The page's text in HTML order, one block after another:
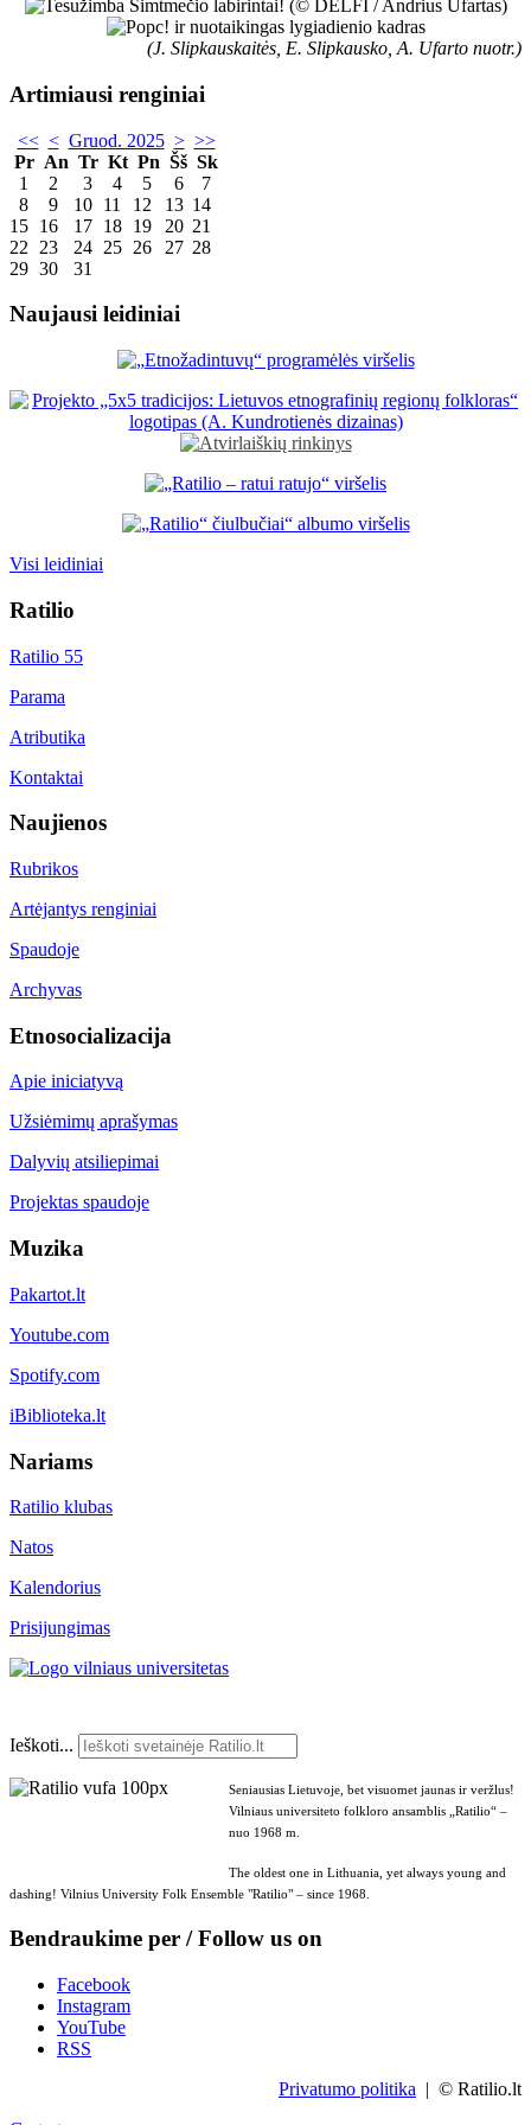
(J. Slipkauskaitės, E. Slipkausko, A. Ufarto nuotr.)
Artimiausi renginiai
<< < Gruod. 2025 > >>
Pr An Tr Kt Pn Šš Sk
1
2 3 4 5 6
7
8
9 10 11 12 13 14
15 16 17 18 19 20 21
22
23 24 25 26 27 28
29 30 31
Naujausi leidiniai
Visi leidiniai
Ratilio
Ratilio 55
Parama
Atributika
Kontaktai
Naujienos
Rubrikos
Artėjantys renginiai
Spaudoje
Archyvas
Etnosocializacija
Apie iniciatyvą
Užsiėmimų aprašymas
Dalyvių atsiliepimai
Projektas spaudoje
Muzika
Pakartot.lt
Youtube.com
Spotify.com
iBiblioteka.lt
Nariams
Ratilio klubas
Natos
Kalendorius
Prisijungimas
Ieškoti...
Seniausias Lietuvoje, bet visuomet jaunas ir veržlus!
Vilniaus universiteto folkloro ansamblis „Ratilio“ –
nuo 1968 m.
The oldest one in Lithuania, yet always young and
dashing! Vilnius University Folk Ensemble "Ratilio" – since 1968.
Bendraukime per / Follow us on
Facebook
Instagram
YouTube
RSS
Privatumo politika | © Ratilio.lt